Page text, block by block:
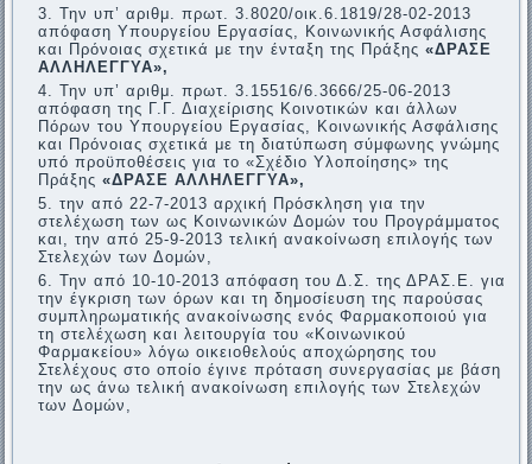
Την υπ’ αριθμ. πρωτ. 3.8020/οικ.6.1819/28-02-2013
απόφαση Υπουργείου Εργασίας, Κοινωνικής Ασφάλισης
και Πρόνοιας σχετικά με την ένταξη της Πράξης«ΔΡΑΣΕ
ΑΛΛΗΛΕΓΓΥΑ»,
Την υπ’ αριθμ. πρωτ. 3.15516/6.3666/25-06-2013
απόφαση της Γ.Γ. Διαχείρισης Κοινοτικών και άλλων
Πόρων του Υπουργείου Εργασίας, Κοινωνικής Ασφάλισης
και Πρόνοιας σχετικά με τη διατύπωση σύμφωνης γνώμης
υπό προϋποθέσεις για το «Σχέδιο Υλοποίησης» της
Πράξης«ΔΡΑΣΕ ΑΛΛΗΛΕΓΓΥΑ»,
την από 22-7-2013 αρχική Πρόσκληση για την
στελέχωση των ως Κοινωνικών Δομών του Προγράμματος
και, την από 25-9-2013 τελική ανακοίνωση επιλογής των
Στελεχών των Δομών,
Την από 10-10-2013 απόφαση του Δ.Σ. της ΔΡΑΣ.Ε. για
την έγκριση των όρων και τη δημοσίευση της παρούσας
συμπληρωματικής ανακοίνωσης ενός Φαρμακοποιού για
τη στελέχωση και λειτουργία του «Κοινωνικού
Φαρμακείου» λόγω οικειοθελούς αποχώρησης του
Στελέχους στο οποίο έγινε πρόταση συνεργασίας με βάση
την ως άνω τελική ανακοίνωση επιλογής των Στελεχών
των Δομών,